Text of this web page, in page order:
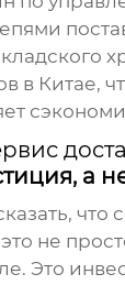
в Китае,
а
что
не
Это